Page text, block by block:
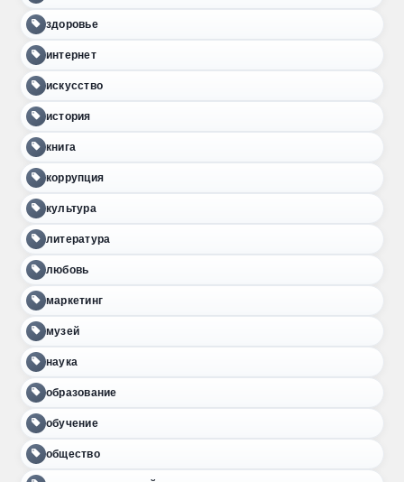
здоровье
интернет
искусство
история
книга
коррупция
культура
литература
любовь
маркетинг
музей
наука
образование
обучение
общество